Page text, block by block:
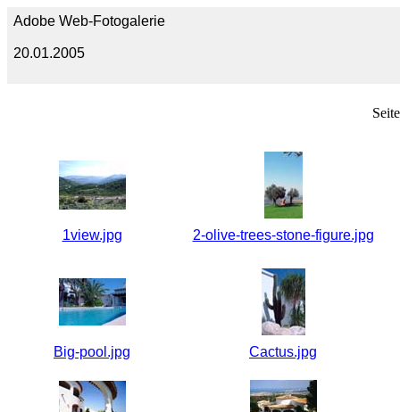
Adobe Web-Fotogalerie
20.01.2005
1view.jpg 2-olive-trees-stone-figure.jpg
Big-pool.jpg Cactus.jpg